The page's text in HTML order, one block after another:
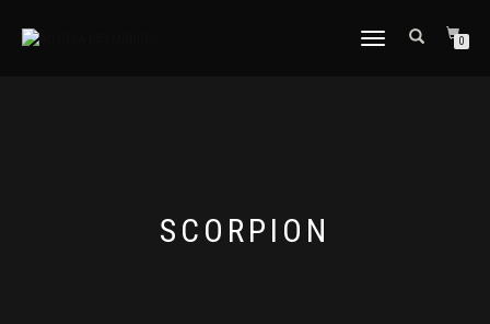
DÉPLIER
0
SCORPION